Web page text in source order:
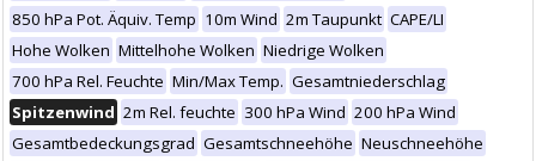
850 hPa Pot. Äquiv. Temp 10m Wind 2m Taupunkt CAPE/LI
Hohe Wolken Mittelhohe Wolken Niedrige Wolken
700 hPa Rel. Feuchte Min/Max Temp. Gesamtniederschlag
Spitzenwind 2m Rel. feuchte 300 hPa Wind 200 hPa Wind
Gesamtbedeckungsgrad Gesamtschneehöhe Neuschneehöhe